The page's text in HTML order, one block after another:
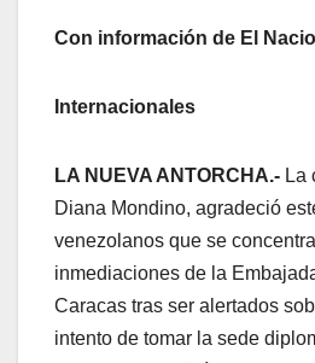
Con información de El
Internacionales
LA NUEVA ANTORCHA.- La
Diana Mondino, agradeció
venezolanos que se
inmediaciones de la
Caracas tras ser alertados
intento de tomar la sede